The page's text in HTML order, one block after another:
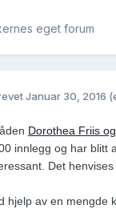
eget forum
Januar 30, 2016
Dorothea Friis
innlegg og har blitt
Det
hjelp av en mengde